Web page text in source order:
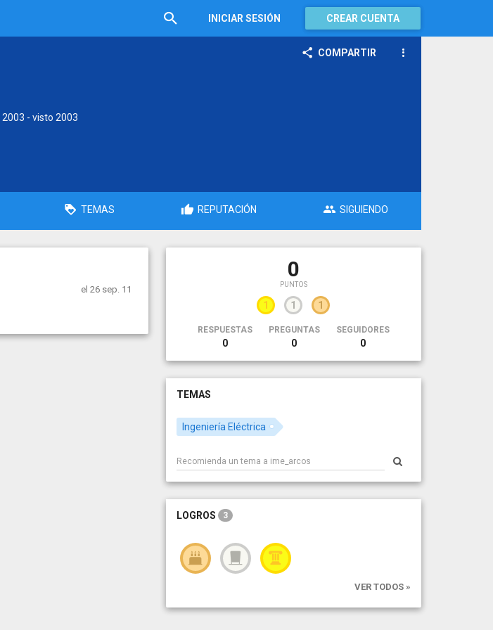
INICIAR SESIÓN CREAR CUENTA
COMPARTIR
2003 - visto 2003
TEMAS REPUTACIÓN SIGUIENDO
el 26 sep. 11
0
PUNTOS
1 1 1
RESPUESTAS
0
PREGUNTAS
0
SEGUIDORES
0
TEMAS
Ingeniería Eléctrica
LOGROS 3
VER TODOS »